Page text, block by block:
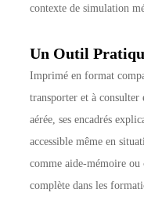
contexte de simulation
Un Outil
Imprimé en format
transporter et à consulter
aérée, ses encadrés
accessible même en
comme aide-mémoire ou
complète dans les